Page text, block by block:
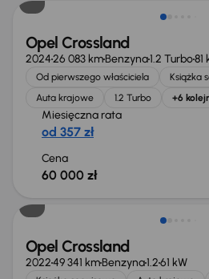
Opel Crossland
202426 083 kmBenzyna1.2 Turbo81
Od pierwszego właściciela
Książka
Auta krajowe
1.2 Turbo +6
Miesięczna rata
od 357 zł
Cena
60 000 zł
Świeżo skupione
Opel Crossland
202249 341 kmBenzyna1.261 kW